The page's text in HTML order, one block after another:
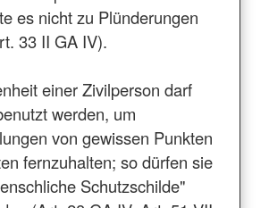
es nicht zu Plünderungen
33 II GA IV).
einer Zivilperson darf
werden, um
von gewissen Punkten
fernzuhalten; so dürfen sie
Schutzschilde"